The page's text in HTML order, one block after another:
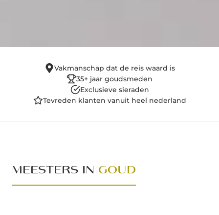
Vakmanschap dat de reis waard is
35+ jaar goudsmeden
Exclusieve sieraden
Tevreden klanten vanuit heel nederland
MEESTERS IN GOUD